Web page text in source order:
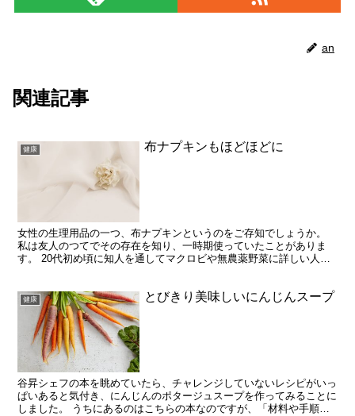
an
関連記事
健康 布ナプキンもほどほどに
女性の生理用品の一つ、布ナプキンというのをご存知でしょうか。
私は友人のつてでその存在を知り、一時期使っていたことがありま
す。 20代初め頃に知人を通してマクロビや無農薬野菜に詳しい人に
健康 とびきり美味しいにんじんスープ
谷昇シェフの本を眺めていたら、チャレンジしていないレシピがいっ
ぱいあると気付き、にんじんのポタージュスープを作ってみることに
しました。 うちにあるのはこちらの本なのですが、「材料や手順を